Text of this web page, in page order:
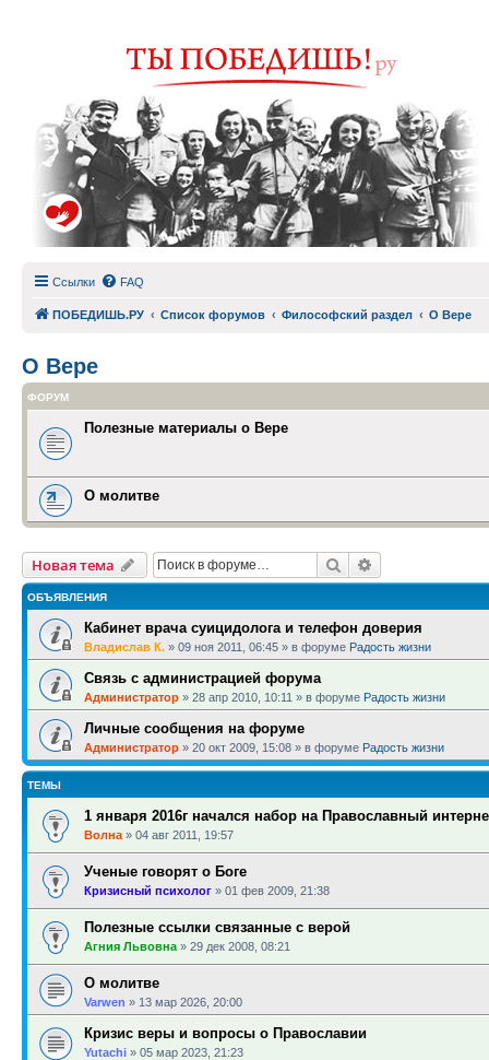
Ссылки FAQ
ПОБЕДИШЬ.РУ Список форумов Философский раздел О Вере
О Вере
ФОРУМ
Полезные материалы о Вере
О молитве
Новая тема Поиск
ОБЪЯВЛЕНИЯ
Кабинет врача суицидолога и телефон доверия
Владислав К. » 09 ноя 2011, 06:45 » в форуме Радость жизни
Связь с администрацией форума
Администратор » 28 апр 2010, 10:11 » в форуме Радость жизни
Личные сообщения на форуме
Администратор » 20 окт 2009, 15:08 » в форуме Радость жизни
ТЕМЫ
1 января 2016г начался набор на Православный
Волна » 04 авг 2011, 19:57
Ученые говорят о Боге
Кризисный психолог » 01 фев 2009, 21:38
Полезные ссылки связанные с верой
Агния Львовна » 29 дек 2008, 08:21
О молитве
Varwen » 13 мар 2026, 20:00
Кризис веры и вопросы о Православии
Yutachi » 05 мар 2023, 21:23